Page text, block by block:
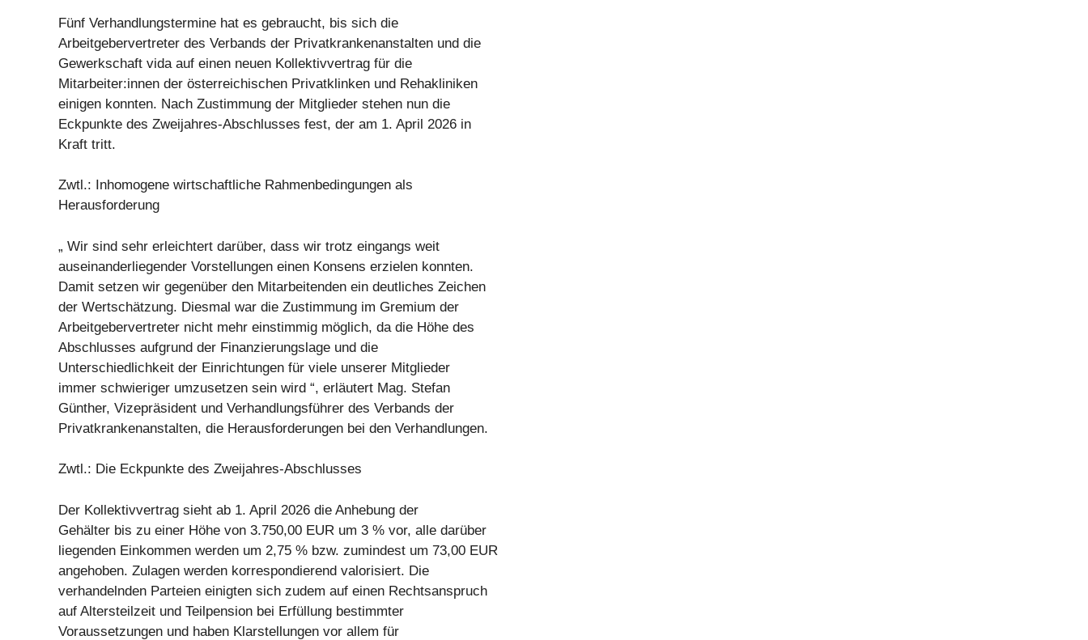
Fünf Verhandlungstermine hat es gebraucht, bis sich die
Arbeitgebervertreter des Verbands der Privatkrankenanstalten und die
Gewerkschaft vida auf einen neuen Kollektivvertrag für die
Mitarbeiter:innen der österreichischen Privatklinken und Rehakliniken
einigen konnten. Nach Zustimmung der Mitglieder stehen nun die
Eckpunkte des Zweijahres-Abschlusses fest, der am 1. April 2026 in
Kraft tritt.
Zwtl.: Inhomogene wirtschaftliche Rahmenbedingungen als
Herausforderung
„ Wir sind sehr erleichtert darüber, dass wir trotz eingangs weit
auseinanderliegender Vorstellungen einen Konsens erzielen konnten.
Damit setzen wir gegenüber den Mitarbeitenden ein deutliches Zeichen
der Wertschätzung. Diesmal war die Zustimmung im Gremium der
Arbeitgebervertreter nicht mehr einstimmig möglich, da die Höhe des
Abschlusses aufgrund der Finanzierungslage und die
Unterschiedlichkeit der Einrichtungen für viele unserer Mitglieder
immer schwieriger umzusetzen sein wird “, erläutert Mag. Stefan
Günther, Vizepräsident und Verhandlungsführer des Verbands der
Privatkrankenanstalten, die Herausforderungen bei den Verhandlungen.
Zwtl.: Die Eckpunkte des Zweijahres-Abschlusses
Der Kollektivvertrag sieht ab 1. April 2026 die Anhebung der
Gehälter bis zu einer Höhe von 3.750,00 EUR um 3 % vor, alle darüber
liegenden Einkommen werden um 2,75 % bzw. zumindest um 73,00 EUR
angehoben. Zulagen werden korrespondierend valorisiert. Die
verhandelnden Parteien einigten sich zudem auf einen Rechtsanspruch
auf Altersteilzeit und Teilpension bei Erfüllung bestimmter
Voraussetzungen und haben Klarstellungen vor allem für